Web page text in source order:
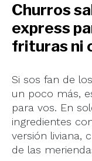
Churros
express
frituras ni
Si sos fan de
un poco más,
para vos. En
ingredientes
versión liviana,
de las